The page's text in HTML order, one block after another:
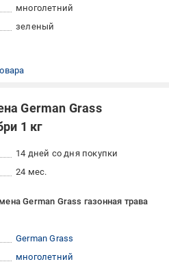
многолетний
зеленый
German Grass
1 кг
14 дней со дня покупки
24 мес.
German Grass газонная трава
German Grass
многолетний